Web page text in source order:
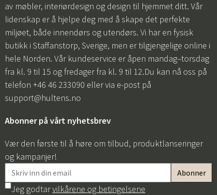
av møbler, interiørdesign og design til hjemmet ditt. Vår
lidenskap er å hjelpe deg med å skape det perfekte
miljøet, både innendørs og utendørs. Vi har en fysisk
butikk i Staffanstorp, Sverige, men er tilgjengelige online i
hele Norden. Vår kundeservice er åpen mandag–torsdag
fra kl. 9 til 15 og fredager fra kl. 9 til 12.Du kan nå oss på
telefon +46 46 233090 eller via e-post på
support@hultens.no
Abonner på vårt nyhetsbrev
Vær den første til å høre om tilbud, produktlanseringer
og kampanjer!
Jeg godtarvilkårene og betingelsene